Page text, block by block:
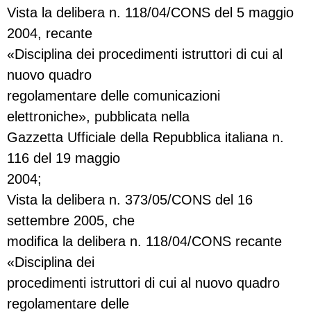
Vista la delibera n. 118/04/CONS del 5 maggio
2004, recante
«Disciplina dei procedimenti istruttori di cui al
nuovo quadro
regolamentare delle comunicazioni
elettroniche», pubblicata nella
Gazzetta Ufficiale della Repubblica italiana n.
116 del 19 maggio
2004;
Vista la delibera n. 373/05/CONS del 16
settembre 2005, che
modifica la delibera n. 118/04/CONS recante
«Disciplina dei
procedimenti istruttori di cui al nuovo quadro
regolamentare delle